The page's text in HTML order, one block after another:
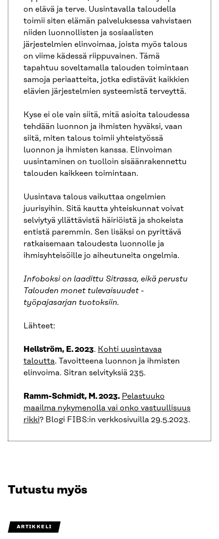
on elävä ja terve. Uusintavalla taloudella
toimii siten elämän palveluksessa vahvistaen
niiden luonnollisten ja sosiaalisten
järjestelmien elinvoimaa, joista myös talous
on viime kädessä riippuvainen. Tämä
tapahtuu soveltamalla talouden toimintaan
samoja periaatteita, jotka edistävät kaikkien
elävien järjestelmien systeemistä terveyttä.
Kyse ei ole vain siitä, mitä asioita taloudessa
tehdään luonnon ja ihmisten hyväksi, vaan
siitä, miten talous toimii yhteistyössä
luonnon ja ihmisten kanssa. Elinvoiman
uusintaminen on tuolloin sisäänrakennettu
talouden kaikkeen toimintaan.
Uusintava talous vaikuttaa ongelmien
juurisyihin. Sitä kautta yhteiskunnat voivat
selviytyä yllättävistä häiriöistä ja shokeista
entistä paremmin. Sen lisäksi on pyrittävä
ratkaisemaan taloudesta luonnolle ja
ihmisyhteisöille jo aiheutuneita ongelmia.
Infoboksi on laadittu Sitrassa, eikä perustu
Talouden monet tulevaisuudet -
työpajasarjan tuotoksiin.
Lähteet:
Hellström, E. 2023. Kohti uusintavaa
taloutta. Tavoitteena luonnon ja ihmisten
elinvoima. Sitran selvityksiä 235.
Ramm-Schmidt, M. 2023. Pelastuuko
maailma nykymenolla vai onko vastuullisuus
rikki? Blogi FIBS:in verkkosivuilla 29.5.2023.
Tutustu myös
ARTIKKELI